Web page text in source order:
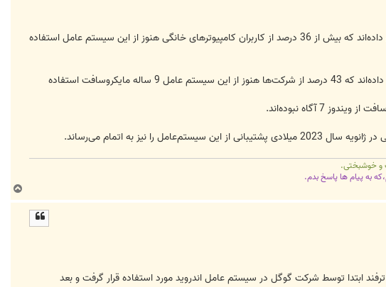
البته اگر هنوز از ویندوز 7 استفاده می‌کنید باید بدانید که در این راه تنها نیستید و آمار منتشرشده اخیر نشان داده‌اند که بیش از 36 درصد از کاربران کامپیوترهای خانگی هنوز از این سیستم عامل استفاده
همچنین اوضاع در رابطه با شرکت‌ها خراب‌تر از کامپیوترهای خانگی است و آمار ارائه شده در این رابطه نشان داده‌اند که 43 درصد از شرکت‌ها هنوز از این سیستم عامل 9 ساله مایکروسافت استفاده
و خوشبختی.
به پیام ها پاسخ بدم.
ا
ابتدا توسط شرکت گوگل در سیستم عامل اندروید مورد استفاده قرار گرفت و بعد